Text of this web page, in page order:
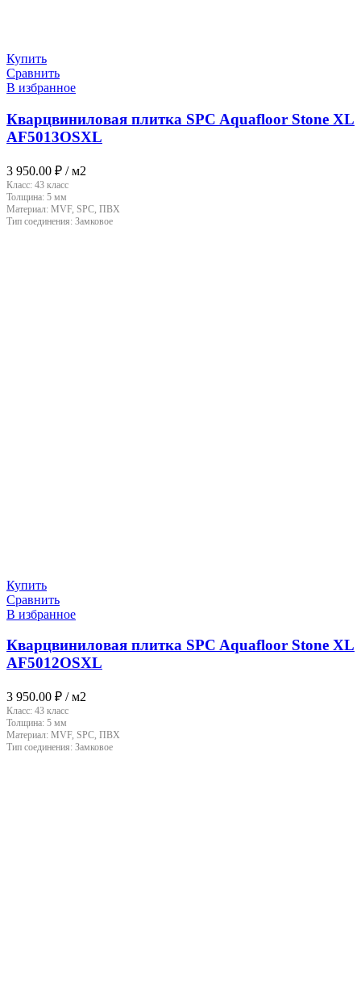
Купить
Сравнить
В избранное
Кварцвиниловая плитка SPC Aquafloor Stone XL
AF5013OSXL
3 950.00 ₽ / м2
Класс: 43 класс
Толщина: 5 мм
Материал: MVF, SPC, ПВХ
Тип соединения: Замковое
Купить
Сравнить
В избранное
Кварцвиниловая плитка SPC Aquafloor Stone XL
AF5012OSXL
3 950.00 ₽ / м2
Класс: 43 класс
Толщина: 5 мм
Материал: MVF, SPC, ПВХ
Тип соединения: Замковое